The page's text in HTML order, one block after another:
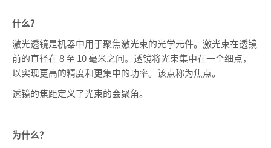
什么？
激光透镜是机器中用于聚焦激光束的光学元件。激光束在透镜
前的直径在 8 至 10 毫米之间。透镜将光束集中在一个细点，
以实现更高的精度和更集中的功率。该点称为焦点。
透镜的焦距定义了光束的会聚角。
为什么？